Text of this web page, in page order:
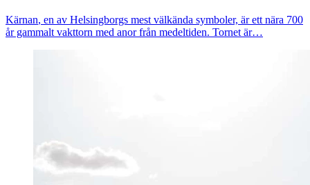
Kärnan, en av Helsingborgs mest välkända symboler, är ett nära 700
år gammalt vakttorn med anor från medeltiden. Tornet är…